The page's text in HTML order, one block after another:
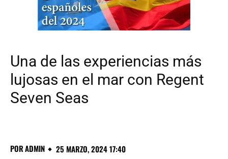
Una de las experiencias más
lujosas en el mar con Regent
Seven Seas
PORADMIN 25 MARZO, 2024 17:40